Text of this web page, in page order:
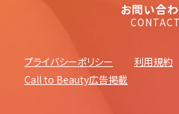
お問い合
CONTACT
プライバシーポリシー 利用規約
Call to Beauty広告掲載